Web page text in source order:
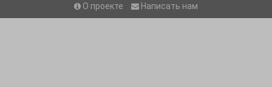
О проекте Написать нам